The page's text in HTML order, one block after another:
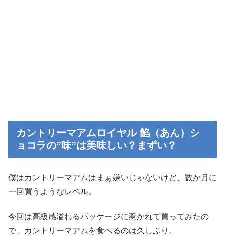
カントリーマアムロイヤル 餡（あん）シ
ョコラの”味”は美味しい？まずい？
僕はカントリーマアムはまぁ嫌いじゃないけど、数か月に
一回買うようなレベル。
今回は高級感溢れるパッケージに惹かれて買ってみたの
で、カントリーマアムを食べるのは久しぶり。